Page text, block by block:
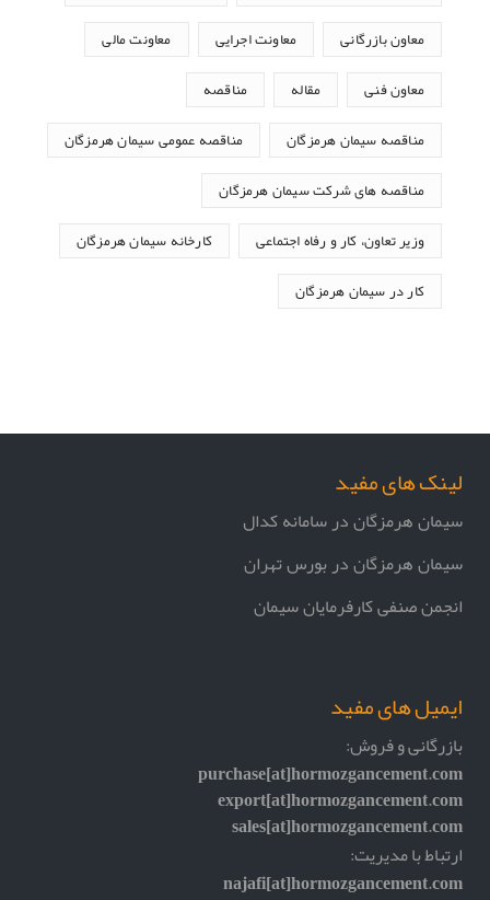
معاون بازرگانی معاونت اجرایی معاونت مالی
معاون فنی مقاله مناقصه
مناقصه سیمان هرمزگان مناقصه عمومی سیمان هرمزگان
مناقصه های شرکت سیمان هرمزگان
وزیر تعاون، کار و رفاه اجتماعی کارخانه سیمان هرمزگان
کار در سیمان هرمزگان
لینک های مفید
سیمان هرمزگان در سامانه کدال
سیمان هرمزگان در بورس تهران
انجمن صنفی کارفرمایان سیمان
ایمیل های مفید
بازرگانی و فروش:
purchase[at]hormozgancement.com
export[at]hormozgancement.com
sales[at]hormozgancement.com
ارتباط با مدیریت:
najafi[at]hormozgancement.com